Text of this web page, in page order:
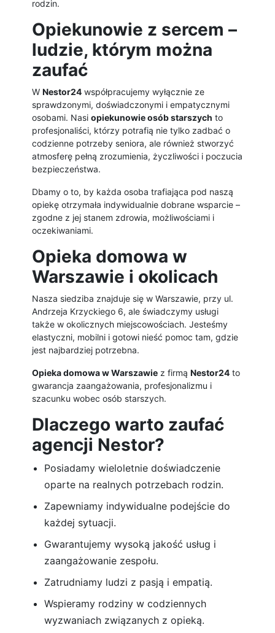
rodzin.
Opiekunowie z sercem –
ludzie, którym można
zaufać
W Nestor24 współpracujemy wyłącznie ze
sprawdzonymi, doświadczonymi i empatycznymi
osobami. Nasi opiekunowie osób starszych to
profesjonaliści, którzy potrafią nie tylko zadbać o
codzienne potrzeby seniora, ale również stworzyć
atmosferę pełną zrozumienia, życzliwości i poczucia
bezpieczeństwa.
Dbamy o to, by każda osoba trafiająca pod naszą
opiekę otrzymała indywidualnie dobrane wsparcie –
zgodne z jej stanem zdrowia, możliwościami i
oczekiwaniami.
Opieka domowa w
Warszawie i okolicach
Nasza siedziba znajduje się w Warszawie, przy ul.
Andrzeja Krzyckiego 6, ale świadczymy usługi
także w okolicznych miejscowościach. Jesteśmy
elastyczni, mobilni i gotowi nieść pomoc tam, gdzie
jest najbardziej potrzebna.
Opieka domowa w Warszawie z firmą Nestor24 to
gwarancja zaangażowania, profesjonalizmu i
szacunku wobec osób starszych.
Dlaczego warto zaufać
agencji Nestor?
Posiadamy wieloletnie doświadczenie
oparte na realnych potrzebach rodzin.
Zapewniamy indywidualne podejście do
każdej sytuacji.
Gwarantujemy wysoką jakość usług i
zaangażowanie zespołu.
Zatrudniamy ludzi z pasją i empatią.
Wspieramy rodziny w codziennych
wyzwaniach związanych z opieką.